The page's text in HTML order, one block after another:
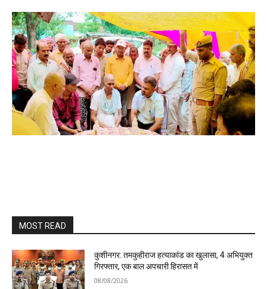
MOST READ
कुशीनगर: तमकुहीराज हत्याकांड का खुलासा, 4 अभियुक्त
गिरफ्तार, एक बाल अपचारी हिरासत में
08/08/2026